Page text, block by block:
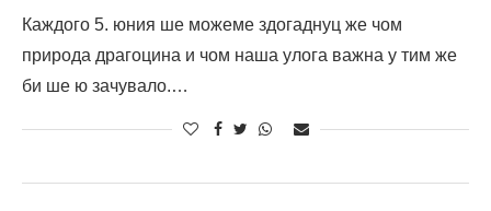
Каждого 5. юния ше можеме здогаднуц же чом
природа драгоцина и чом наша улога важна у тим же
би ше ю зачувало.…